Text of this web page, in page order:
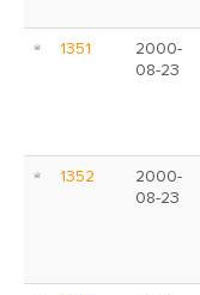
1351
2000-
08-23
1352
2000-
08-23